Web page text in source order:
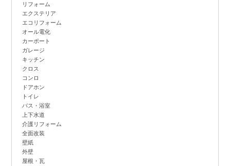
リフォーム
エクステリア
エコリフォーム
オール電化
カーポート
ガレージ
キッチン
クロス
コンロ
ドアホン
トイレ
バス・浴室
上下水道
介護リフォーム
全面改装
壁紙
外壁
屋根・瓦